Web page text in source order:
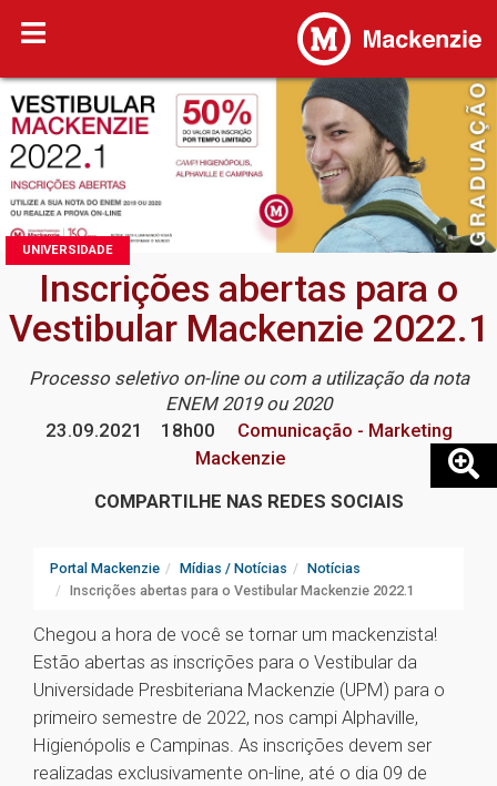
UNIVERSIDADE
Inscrições abertas para o
Vestibular Mackenzie 2022.1
Processo seletivo on-line ou com a utilização da nota
ENEM 2019 ou 2020
23.09.2021
18h00
Comunicação - Marketing
Mackenzie
COMPARTILHE NAS REDES SOCIAIS
Portal Mackenzie Mídias / Notícias
Notícias
Inscrições abertas para o Vestibular Mackenzie 2022.1
Chegou a hora de você se tornar um mackenzista!
Estão abertas as inscrições para o Vestibular da
Universidade Presbiteriana Mackenzie (UPM) para o
primeiro semestre de 2022, nos campi Alphaville,
Higienópolis e Campinas. As inscrições devem ser
realizadas exclusivamente on-line, até o dia 09 de